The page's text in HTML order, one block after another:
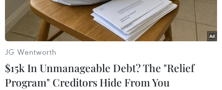
JG Wentworth
$15k In Unmanageable Debt? The "Relief
Program" Creditors Hide From You